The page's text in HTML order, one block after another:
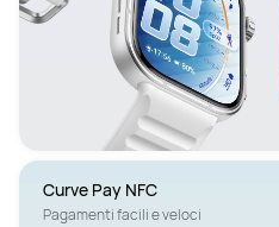
Curve Pay NFC
Pagamenti facili e veloci